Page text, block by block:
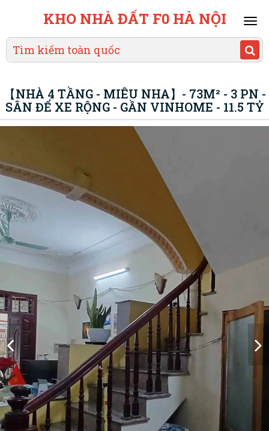
KHO NHÀ ĐẤT F0 HÀ NỘI
【NHÀ 4 TẦNG - MIÊU NHA】- 73M² - 3 PN -
SÂN ĐỂ XE RỘNG - GẦN VINHOME - 11.5 TỶ